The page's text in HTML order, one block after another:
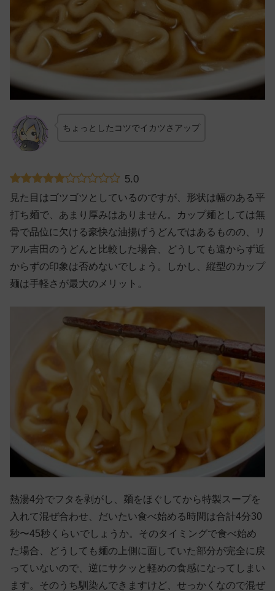
ちょっとしたコツでイカツさアップ
5.0
見た目はゴツゴツとしているのですが、形状は幅のある平
打ち麺で、あまり厚みはありません。カップ麺としては無
骨で品位に欠ける豪快な油揚げうどんではあるものの、リ
アル吉田のうどんと比較した場合、どうしても遠からず近
からずの印象は否めないでしょう。しかし、縦型のカップ
麺は手軽さが最大のメリット。
熱湯4分でフタを剥がし、麺をほぐしてから特製スープを
入れて混ぜ合わせ、だいたい食べ始める時間は合計4分30
秒〜45秒くらいでしょうか。そのタイミングで食べ始め
た場合、どうしても麺の上側に面していた部分が完全に戻
っていないので、逆にサクッと軽めの食感になってしまい
ます。そのうち馴染んできますけど、せっかくなので混ぜ